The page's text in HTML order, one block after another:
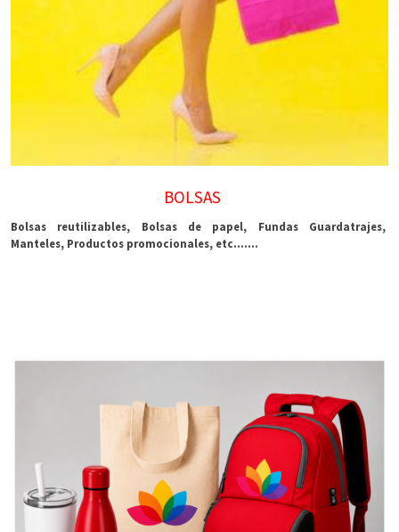
BOLSAS
Bolsas reutilizables, Bolsas de papel, Fundas Guardatrajes,
Manteles, Productos promocionales, etc.......